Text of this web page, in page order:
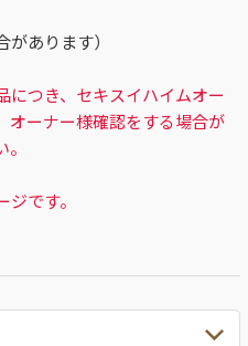
があります）
につき、セキスイハイムオー
オーナー様確認をする場合が
です。